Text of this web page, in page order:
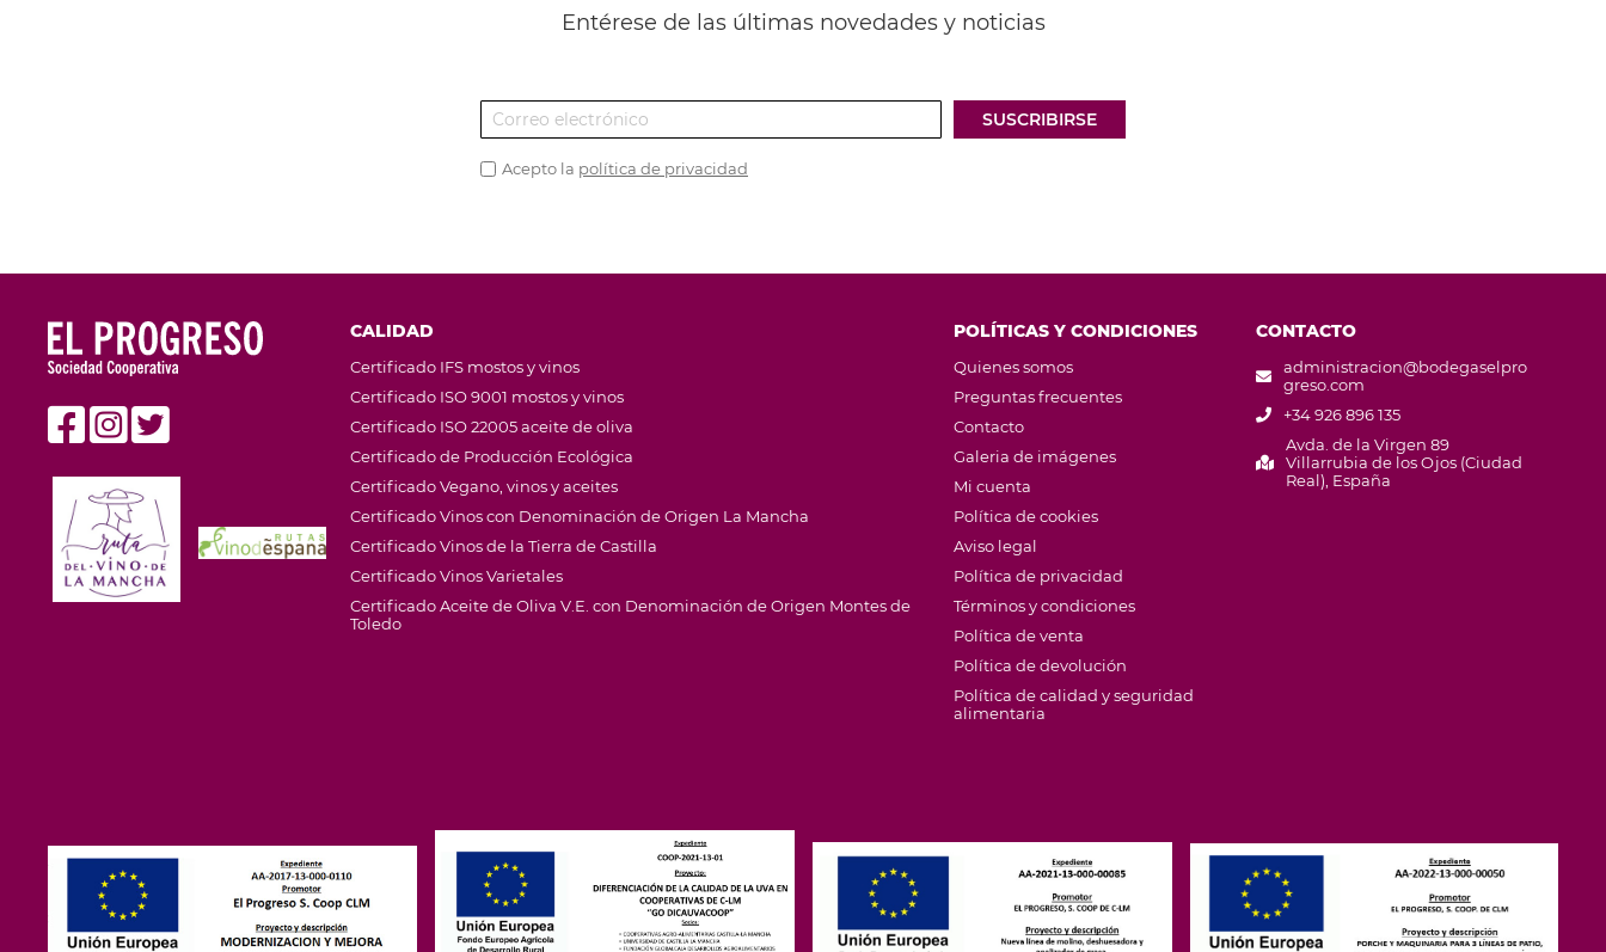
Entérese de las últimas novedades y noticias
SUSCRIBIRSE
Acepto la política de privacidad
CALIDAD
Certificado IFS mostos y vinos
Certificado ISO 9001 mostos y vinos
Certificado ISO 22005 aceite de oliva
Certificado de Producción Ecológica
Certificado Vegano, vinos y aceites
Certificado Vinos con Denominación de Origen La Mancha
Certificado Vinos de la Tierra de Castilla
Certificado Vinos Varietales
Certificado Aceite de Oliva V.E. con Denominación de Origen Montes de
Toledo
POLÍTICAS Y CONDICIONES
Quienes somos
Preguntas frecuentes
Contacto
Galeria de imágenes
Mi cuenta
Política de cookies
Aviso legal
Política de privacidad
Términos y condiciones
Política de venta
Política de devolución
Política de calidad y seguridad
alimentaria
CONTACTO
administracion@bodegaselpro
greso.com
+34 926 896 135
Avda. de la Virgen 89
Villarrubia de los Ojos (Ciudad
Real), España